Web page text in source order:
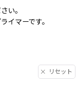
い。
イマーです。
リセット